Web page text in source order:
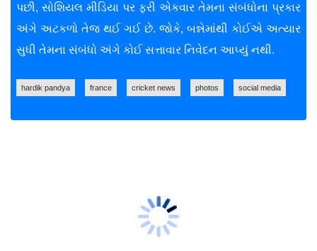
પછી, સોશિયલ મીડિયા પર ફરી એકવાર તેમના સંબંધોના પ્રકાર
અંગે અટકળો તેજ થઈ ગઈ છે. જોકે, બન્નેમાંથી કોઈએ અત્યાર
સુધી તેમના સંબંધો અંગે કોઈ સત્તાવાર નિવેદન આપ્યું નથી.
hardik pandya france cricket news photos social media